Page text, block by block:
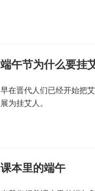
端午节为什么要挂
早在晋代人们已经开始把
展为挂艾人。
课本里的端午